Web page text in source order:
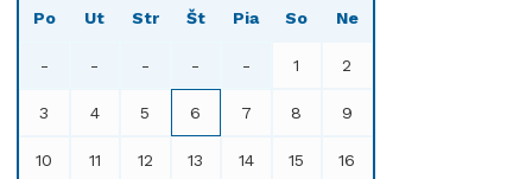
Po Ut Str Št Pia So Ne
- - - - - 1 2
3 4 5 6 7 8 9
10 11 12 13 14 15 16